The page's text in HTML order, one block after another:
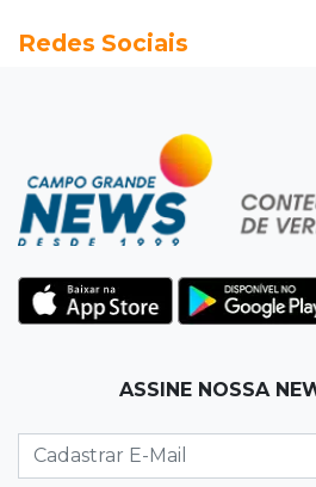
Assassino é preso saindo
Feriadão
Justiça suspende
só volta na próxima quarta
Jovem é baleado por
e morre a caminho do
Crime no Coophavila II
alega legítima defesa e é
Redes Sociais
ASSINE NOSSA